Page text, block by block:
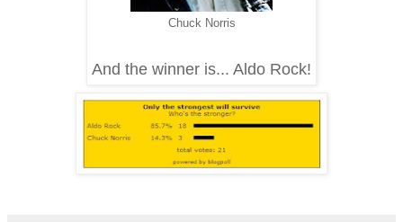
Chuck Norris
And the winner is... Aldo Rock!